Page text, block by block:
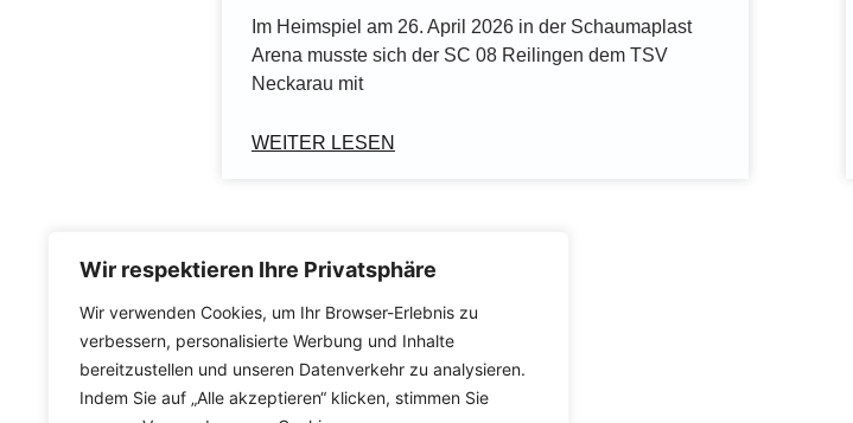
Wir respektieren Ihre Privatsphäre
Wir verwenden Cookies, um Ihr Browser-Erlebnis zu
verbessern, personalisierte Werbung und Inhalte
bereitzustellen und unseren Datenverkehr zu analysieren.
Indem Sie auf „Alle akzeptieren“ klicken, stimmen Sie
Im Heimspiel am 26. April 2026 in der Schaumaplast
Arena musste sich der SC 08 Reilingen dem TSV
Neckarau mit
WEITER LESEN